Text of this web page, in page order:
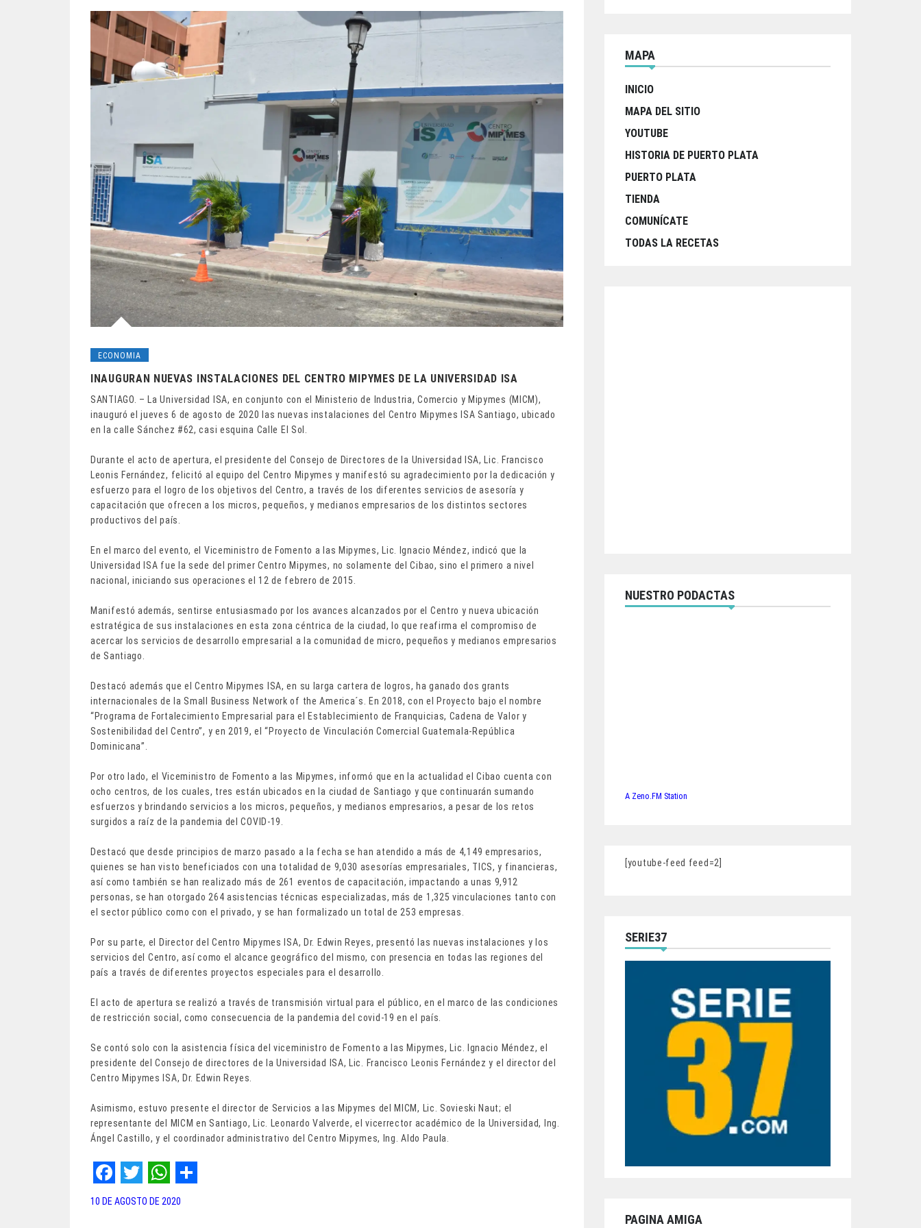
ECONOMIA
INAUGURAN NUEVAS INSTALACIONES DEL CENTRO MIPYMES DE LA UNIVERSIDAD ISA
SANTIAGO. – La Universidad ISA, en conjunto con el Ministerio de Industria, Comercio y Mipymes (MICM),
inauguró el jueves 6 de agosto de 2020 las nuevas instalaciones del Centro Mipymes ISA Santiago, ubicado
en la calle Sánchez #62, casi esquina Calle El Sol.
Durante el acto de apertura, el presidente del Consejo de Directores de la Universidad ISA, Lic. Francisco
Leonis Fernández, felicitó al equipo del Centro Mipymes y manifestó su agradecimiento por la dedicación y
esfuerzo para el logro de los objetivos del Centro, a través de los diferentes servicios de asesoría y
capacitación que ofrecen a los micros, pequeños, y medianos empresarios de los distintos sectores
productivos del país.
En el marco del evento, el Viceministro de Fomento a las Mipymes, Lic. Ignacio Méndez, indicó que la
Universidad ISA fue la sede del primer Centro Mipymes, no solamente del Cibao, sino el primero a nivel
nacional, iniciando sus operaciones el 12 de febrero de 2015.
Manifestó además, sentirse entusiasmado por los avances alcanzados por el Centro y nueva ubicación
estratégica de sus instalaciones en esta zona céntrica de la ciudad, lo que reafirma el compromiso de
acercar los servicios de desarrollo empresarial a la comunidad de micro, pequeños y medianos empresarios
de Santiago.
Destacó además que el Centro Mipymes ISA, en su larga cartera de logros, ha ganado dos grants
internacionales de la Small Business Network of the America´s. En 2018, con el Proyecto bajo el nombre
“Programa de Fortalecimiento Empresarial para el Establecimiento de Franquicias, Cadena de Valor y
Sostenibilidad del Centro”, y en 2019, el “Proyecto de Vinculación Comercial Guatemala-República
Dominicana”.
Por otro lado, el Viceministro de Fomento a las Mipymes, informó que en la actualidad el Cibao cuenta con
ocho centros, de los cuales, tres están ubicados en la ciudad de Santiago y que continuarán sumando
esfuerzos y brindando servicios a los micros, pequeños, y medianos empresarios, a pesar de los retos
surgidos a raíz de la pandemia del COVID-19.
Destacó que desde principios de marzo pasado a la fecha se han atendido a más de 4,149 empresarios,
quienes se han visto beneficiados con una totalidad de 9,030 asesorías empresariales, TICS, y financieras,
así como también se han realizado más de 261 eventos de capacitación, impactando a unas 9,912
personas, se han otorgado 264 asistencias técnicas especializadas, más de 1,325 vinculaciones tanto con
el sector público como con el privado, y se han formalizado un total de 253 empresas.
Por su parte, el Director del Centro Mipymes ISA, Dr. Edwin Reyes, presentó las nuevas instalaciones y los
servicios del Centro, así como el alcance geográfico del mismo, con presencia en todas las regiones del
país a través de diferentes proyectos especiales para el desarrollo.
El acto de apertura se realizó a través de transmisión virtual para el público, en el marco de las condiciones
de restricción social, como consecuencia de la pandemia del covid-19 en el país.
Se contó solo con la asistencia física del viceministro de Fomento a las Mipymes, Lic. Ignacio Méndez, el
presidente del Consejo de directores de la Universidad ISA, Lic. Francisco Leonis Fernández y el director del
Centro Mipymes ISA, Dr. Edwin Reyes.
Asimismo, estuvo presente el director de Servicios a las Mipymes del MICM, Lic. Sovieski Naut; el
representante del MICM en Santiago, Lic. Leonardo Valverde, el vicerrector académico de la Universidad, Ing.
Ángel Castillo, y el coordinador administrativo del Centro Mipymes, Ing. Aldo Paula.
F
T
W S
10 DE AGOSTO DE 2020
MAPA
INICIO
MAPA DEL SITIO
YOUTUBE
HISTORIA DE PUERTO PLATA
PUERTO PLATA
TIENDA
COMUNÍCATE
TODAS LA RECETAS
NUESTRO PODACTAS
A Zeno.FM Station
[youtube-feed feed=2]
SERIE37
PAGINA AMIGA